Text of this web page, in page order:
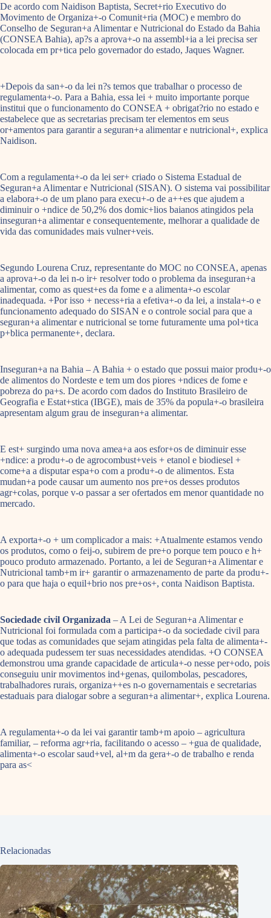
De acordo com Naidison Baptista, Secret+rio Executivo do
Movimento de Organiza+-o Comunit+ria (MOC) e membro do
Conselho de Seguran+a Alimentar e Nutricional do Estado da Bahia
(CONSEA Bahia), ap?s a aprova+-o na assembl+ia a lei precisa ser
colocada em pr+tica pelo governador do estado, Jaques Wagner.
+Depois da san+-o da lei n?s temos que trabalhar o processo de
regulamenta+-o. Para a Bahia, essa lei + muito importante porque
institui que o funcionamento do CONSEA + obrigat?rio no estado e
estabelece que as secretarias precisam ter elementos em seus
or+amentos para garantir a seguran+a alimentar e nutricional+, explica
Naidison.
Com a regulamenta+-o da lei ser+ criado o Sistema Estadual de
Seguran+a Alimentar e Nutricional (SISAN). O sistema vai possibilitar
a elabora+-o de um plano para execu+-o de a++es que ajudem a
diminuir o +ndice de 50,2% dos domic+lios baianos atingidos pela
inseguran+a alimentar e consequentemente, melhorar a qualidade de
vida das comunidades mais vulner+veis.
Segundo Lourena Cruz, representante do MOC no CONSEA, apenas
a aprova+-o da lei n-o ir+ resolver todo o problema da inseguran+a
alimentar, como as quest+es da fome e a alimenta+-o escolar
inadequada. +Por isso + necess+ria a efetiva+-o da lei, a instala+-o e
funcionamento adequado do SISAN e o controle social para que a
seguran+a alimentar e nutricional se torne futuramente uma pol+tica
p+blica permanente+, declara.
Inseguran+a na Bahia – A Bahia + o estado que possui maior produ+-o
de alimentos do Nordeste e tem um dos piores +ndices de fome e
pobreza do pa+s. De acordo com dados do Instituto Brasileiro de
Geografia e Estat+stica (IBGE), mais de 35% da popula+-o brasileira
apresentam algum grau de inseguran+a alimentar.
E est+ surgindo uma nova amea+a aos esfor+os de diminuir esse
+ndice: a produ+-o de agrocombust+veis + etanol e biodiesel +
come+a a disputar espa+o com a produ+-o de alimentos. Esta
mudan+a pode causar um aumento nos pre+os desses produtos
agr+colas, porque v-o passar a ser ofertados em menor quantidade no
mercado.
A exporta+-o + um complicador a mais: +Atualmente estamos vendo
os produtos, como o feij-o, subirem de pre+o porque tem pouco e h+
pouco produto armazenado. Portanto, a lei de Seguran+a Alimentar e
Nutricional tamb+m ir+ garantir o armazenamento de parte da produ+-
o para que haja o equil+brio nos pre+os+, conta Naidison Baptista.
Sociedade civil Organizada – A Lei de Seguran+a Alimentar e
Nutricional foi formulada com a participa+-o da sociedade civil para
que todas as comunidades que sejam atingidas pela falta de alimenta+-
o adequada pudessem ter suas necessidades atendidas. +O CONSEA
demonstrou uma grande capacidade de articula+-o nesse per+odo, pois
conseguiu unir movimentos ind+genas, quilombolas, pescadores,
trabalhadores rurais, organiza++es n-o governamentais e secretarias
estaduais para dialogar sobre a seguran+a alimentar+, explica Lourena.
A regulamenta+-o da lei vai garantir tamb+m apoio – agricultura
familiar, – reforma agr+ria, facilitando o acesso – +gua de qualidade,
alimenta+-o escolar saud+vel, al+m da gera+-o de trabalho e renda
para as<
Relacionadas